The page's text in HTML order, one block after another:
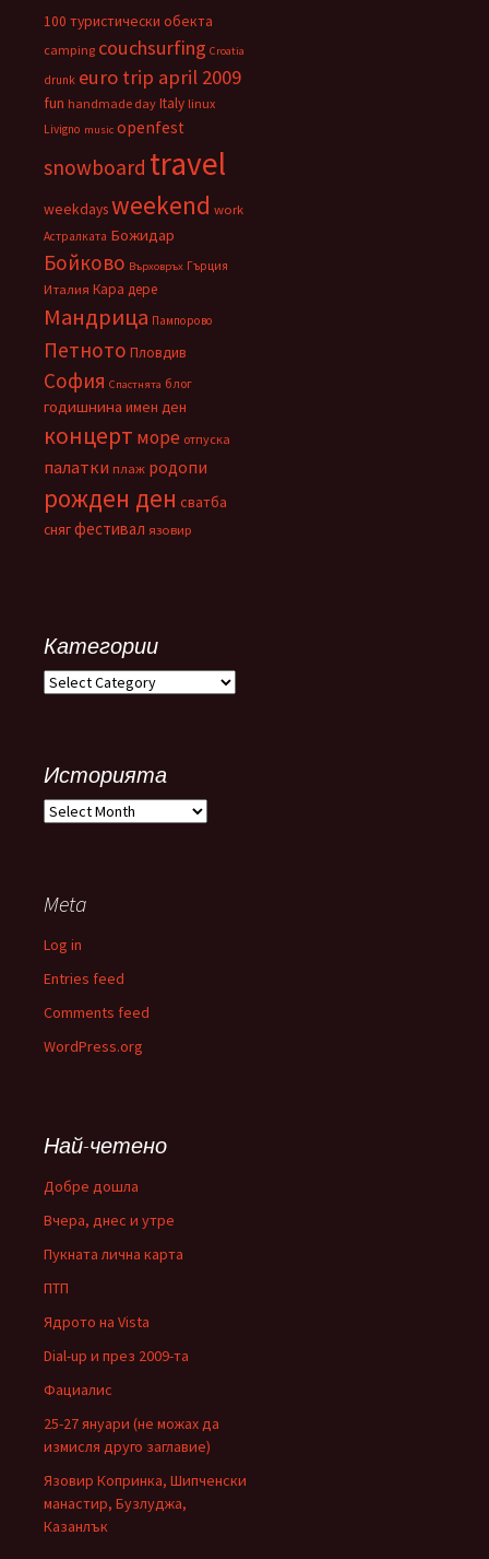
100 туристически обекта
camping couchsurfing Croatia
drunk euro trip april 2009
fun handmade day Italy linux
Livigno music openfest
snowboard travel
weekdaysweekend work
Астралката Божидар
Бойково Върховръх Гърция
Италия Кара дере
Мандрица Пампорово
Петното Пловдив
София Спастнята блог
годишнина имен ден
концерт море отпуска
палатки плаж родопи
рожден ден сватба
снягфестивал язовир
Категории
Категории
Историята
Историята
Meta
Log in
Entries feed
Comments feed
WordPress.org
Най-четено
Добре дошла
Вчера, днес и утре
Пукната лична карта
ПТП
Ядрото на Vista
Dial-up и през 2009-та
Фациалис
25-27 януари (не можах да
измисля друго заглавие)
Язовир Копринка, Шипченски
манастир, Бузлуджа,
Казанлък